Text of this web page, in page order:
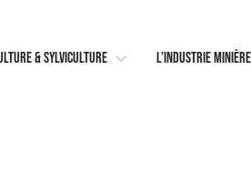
& SYLVICULTURE L’INDUSTRIE MINIÈRE